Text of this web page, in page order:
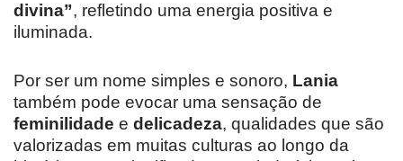
divina”, refletindo uma energia positiva e
iluminada.
Por ser um nome simples e sonoro, Lania
também pode evocar uma sensação de
feminilidade e delicadeza, qualidades que são
valorizadas em muitas culturas ao longo da